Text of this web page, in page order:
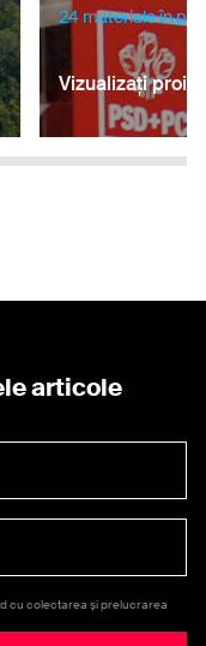
24 materiale în
Vizualizați
articole
cu colectarea și prelucrarea